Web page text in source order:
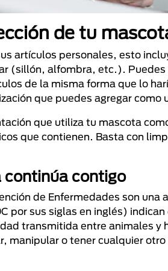
de tu
artículos personales, esto
(sillón, alfombra, etc.). Puedes
de la misma forma que lo
que puedes agregar como
que utiliza tu mascota
que contienen. Basta con
continúa contigo
de Enfermedades​ son
por sus siglas en inglés)
transmitida entre animales y
manipular o tener cualquier